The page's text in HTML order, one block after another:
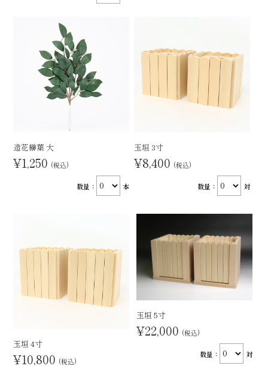
造花榊葉 大
¥1,250 (税込)
数量： 本
玉垣 3寸
¥8,400 (税込)
数量： 対
玉垣 4寸
¥10,800 (税込)
玉垣 5寸
¥22,000 (税込)
数量： 対